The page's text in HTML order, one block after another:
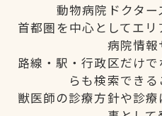
動物病院ドクター
首都圏を中心としてエ
病院情報
路線・駅・行政区だけ
らも検索できる
獣医師の診療方針や診